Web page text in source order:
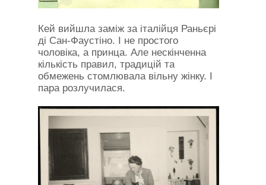
Кей вийшла заміж за італійця Раньєрі
ді Сан-Фаустіно. І не простого
чоловіка, а принца. Але нескінченна
кількість правил, традицій та
обмежень стомлювала вільну жінку. І
пара розлучилася.